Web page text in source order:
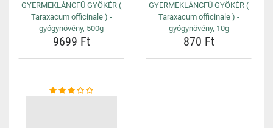
GYERMEKLÁNCFŰ GYÖKÉR (
Taraxacum officinale ) -
gyógynövény, 500g
9699 Ft
GYERMEKLÁNCFŰ GYÖKÉR (
Taraxacum officinale ) -
gyógynövény, 10g
870 Ft